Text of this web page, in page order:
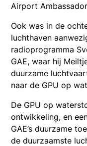
Airport
Ook was in de
luchthaven
radioprogramma
GAE, waar hij
duurzame
naar de GPU op
De GPU op
ontwikkeling, en
GAE’s duurzame
de duurzaamste